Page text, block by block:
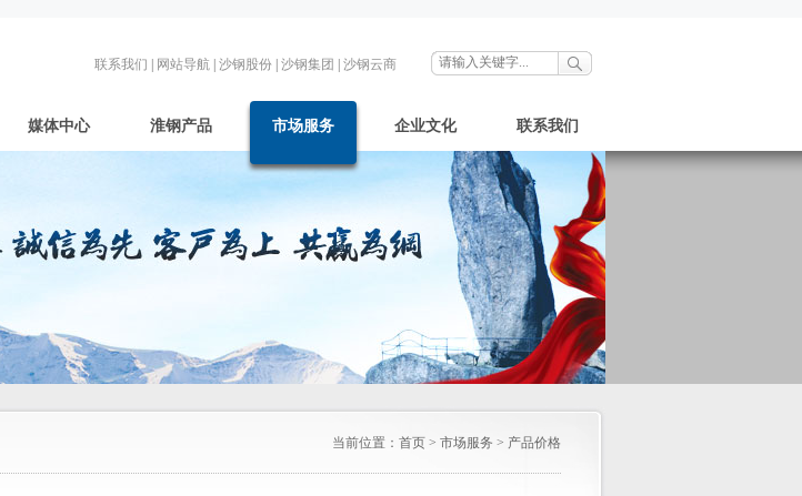
联系我们 网站导航 沙钢股份 沙钢集团 沙钢云商
媒体中心 淮钢产品 市场服务 企业文化 联系我们
当前位置： 首页 > 市场服务 > 产品价格